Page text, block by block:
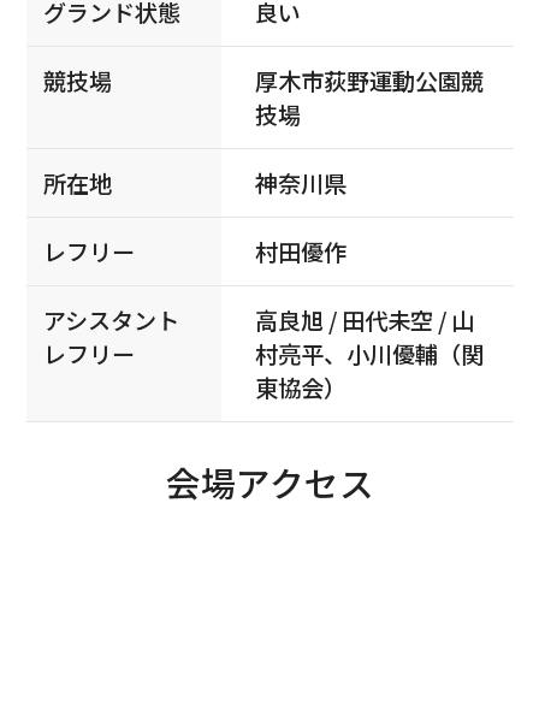
グランド状態 良い
競技場
厚木市荻野運動公園競
技場
所在地 神奈川県
レフリー 村田優作
アシスタント
レフリー
高良旭 / 田代未空 / 山
村亮平、小川優輔（関
東協会）
会場アクセス